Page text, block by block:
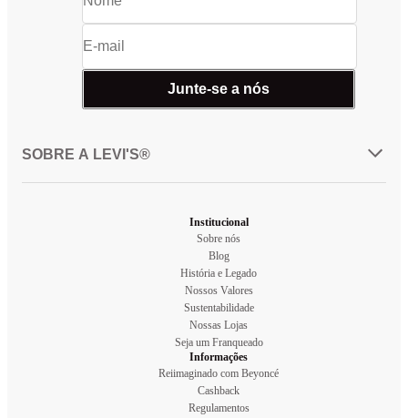
Junte-se a nós
SOBRE A LEVI'S®
Institucional
Sobre nós
Blog
História e Legado
Nossos Valores
Sustentabilidade
Nossas Lojas
Seja um Franqueado
Informações
Reiimaginado com Beyoncé
Cashback
Regulamentos